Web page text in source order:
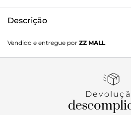
Descrição
formato retangular e estruturado e
marcadas em curvas. Traz alça
aplicação emborrachada do nome
Vendido e entregue por ZZ MALL